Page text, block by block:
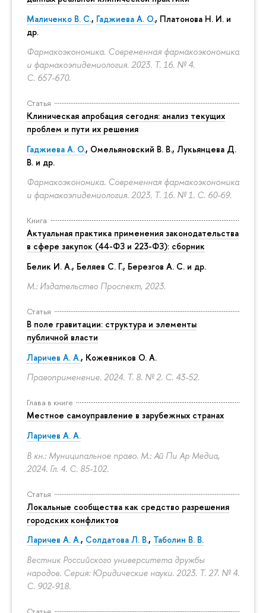
Маличенко В. С., Гаджиева А. О., Платонова Н. И. и
др.
Фармакоэкономика. Современная фармакоэкономика
и фармакоэпидемиология. 2023. Т. 16. № 4.
С. 657-670.
Статья
Клиническая апробация сегодня: анализ текущих
проблем и пути их решения
Гаджиева А. О., Омельяновский В. В., Лукьянцева Д.
В. и др.
Фармакоэкономика. Современная фармакоэкономика
и фармакоэпидемиология. 2023. Т. 16. № 1. С. 60-69.
Книга
Актуальная практика применения законодательства
в сфере закупок (44-ФЗ и 223-ФЗ): сборник
Белик И. А., Беляев С. Г., Березгов А. С. и др.
М.: Издательство Проспект, 2023.
Статья
В поле гравитации: структура и элементы
публичной власти
Ларичев А. А., Кожевников О. А.
Правоприменение. 2024. Т. 8. № 2. С. 43-52.
Глава в книге
Местное самоуправление в зарубежных странах
Ларичев А. А.
В кн.: Муниципальное право. М.: Ай Пи Ар Медиа,
2024. Гл. 4. С. 85-102.
Статья
Локальные сообщества как средство разрешения
городских конфликтов
Ларичев А. А., Солдатова Л. В., Таболин В. В.
Вестник Российского университета дружбы
народов. Серия: Юридические науки. 2023. Т. 27. № 4.
С. 902-918.